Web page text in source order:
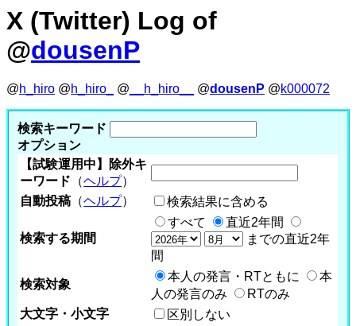
X (Twitter) Log of
@dousenP
@h_hiro @h_hiro_ @ __h_hiro__ @dousenP @k000072
検索キーワード
オプション
【試験運用中】除外キ
ーワード （ヘルプ）
自動投稿 （ヘルプ） 検索結果に含める
検索する期間
すべて
直近2年間
までの直近2年
間
検索対象
本人の発言・RTともに
本
人の発言のみ
RTのみ
大文字・小文字
区別しない